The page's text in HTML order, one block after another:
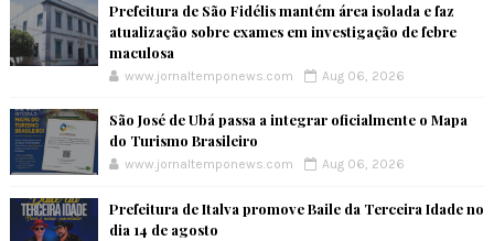
Prefeitura de São Fidélis mantém área isolada e faz
atualização sobre exames em investigação de febre
maculosa
www.jornaltemponews.com Aug 06, 2026
São José de Ubá passa a integrar oficialmente o Mapa
do Turismo Brasileiro
www.jornaltemponews.com Aug 06, 2026
Prefeitura de Italva promove Baile da Terceira Idade no
dia 14 de agosto